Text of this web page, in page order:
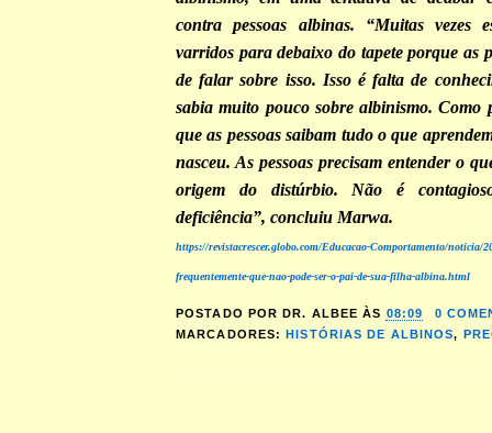
contra pessoas albinas. “Muitas vezes
varridos para debaixo do tapete porque as
de falar sobre isso. Isso é falta de
sabia muito pouco sobre albinismo. Como
que as pessoas saibam tudo o que
nasceu. As pessoas precisam entender o
origem do distúrbio. Não é
deficiência”, concluiu Marwa.
https://revistacrescer.globo.com/Educacao-Comportamento/noticia/
frequentemente-que-nao-pode-ser-o-pai-de-sua-filha-albina.html
POSTADO POR DR. ALBEE ÀS 08:09
0
MARCADORES:HISTÓRIAS DE ALBINOS,